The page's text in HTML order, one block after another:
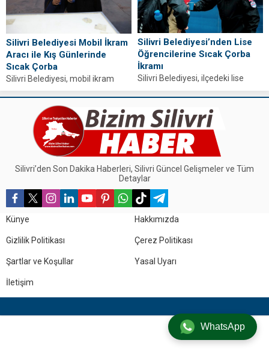
Silivri Belediyesi Mobil İkram
Aracı ile Kış Günlerinde
Sıcak Çorba
Silivri Belediyesi, mobil ikram
aracıyla soğuk kış günlerinde
çorba ikram ediyor.
Silivri Belediyesi’nden Lise
Öğrencilerine Sıcak Çorba
İkramı
Silivri Belediyesi, ilçedeki lise
öğrencilerine yönelik sıcak çorba
Başkanı Bora...
Silivri’den Son Dakika Haberleri, Silivri Güncel Gelişmeler ve Tüm
Detaylar
Künye Hakkımızda
Gizlilik Politikası Çerez Politikası
Şartlar ve Koşullar Yasal Uyarı
İletişim
WhatsApp